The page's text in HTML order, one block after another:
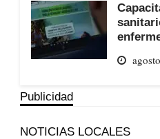
Publicidad
NOTICIAS LOCALES